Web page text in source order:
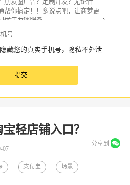
藏您的真实手机号，隐私不外泄
轻店铺入口？
分享到
07
支付宝 场景